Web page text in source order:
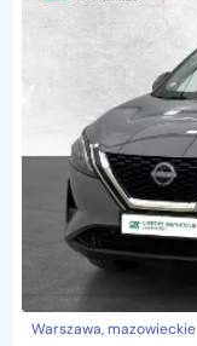
Warszawa, mazowieckie